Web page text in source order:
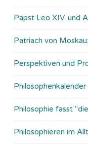
Papst Leo XIV. und
Patriach von
Perspektiven und
Philosophenkalender
Philosophie fasst
Philosophieren im